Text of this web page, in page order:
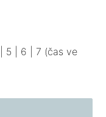
5 6 7 (čas ve